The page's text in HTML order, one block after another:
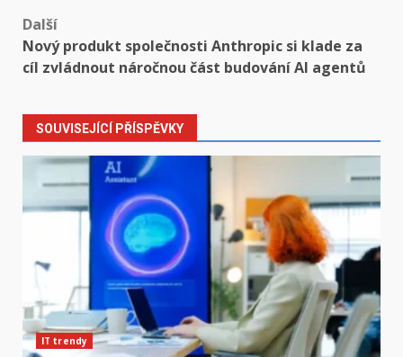
Další
Nový produkt společnosti Anthropic si klade za
cíl zvládnout náročnou část budování AI agentů
SOUVISEJÍCÍ PŘÍSPĚVKY
IT trendy